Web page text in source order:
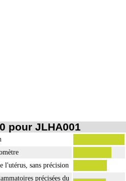
pour JLHA001
l'utérus, sans précision
précisées du